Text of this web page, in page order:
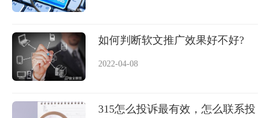
如何判断软文推广效果好不好?
2022-04-08
315怎么投诉最有效，怎么联系投